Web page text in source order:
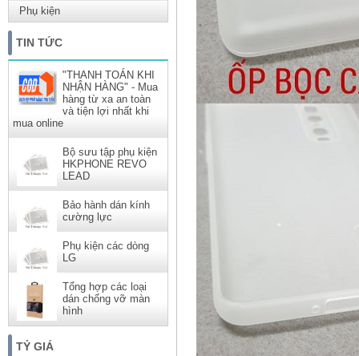
Phụ kiện
TIN TỨC
"THANH TOÁN KHI
NHẬN HÀNG" - Mua
hàng từ xa an toàn
và tiện lợi nhất khi
mua online
Bộ sưu tập phụ kiện
HKPHONE REVO
LEAD
Bảo hành dán kính
cường lực
Phụ kiện các dòng
LG
Tổng hợp các loại
dán chống vỡ màn
hình
TỶ GIÁ